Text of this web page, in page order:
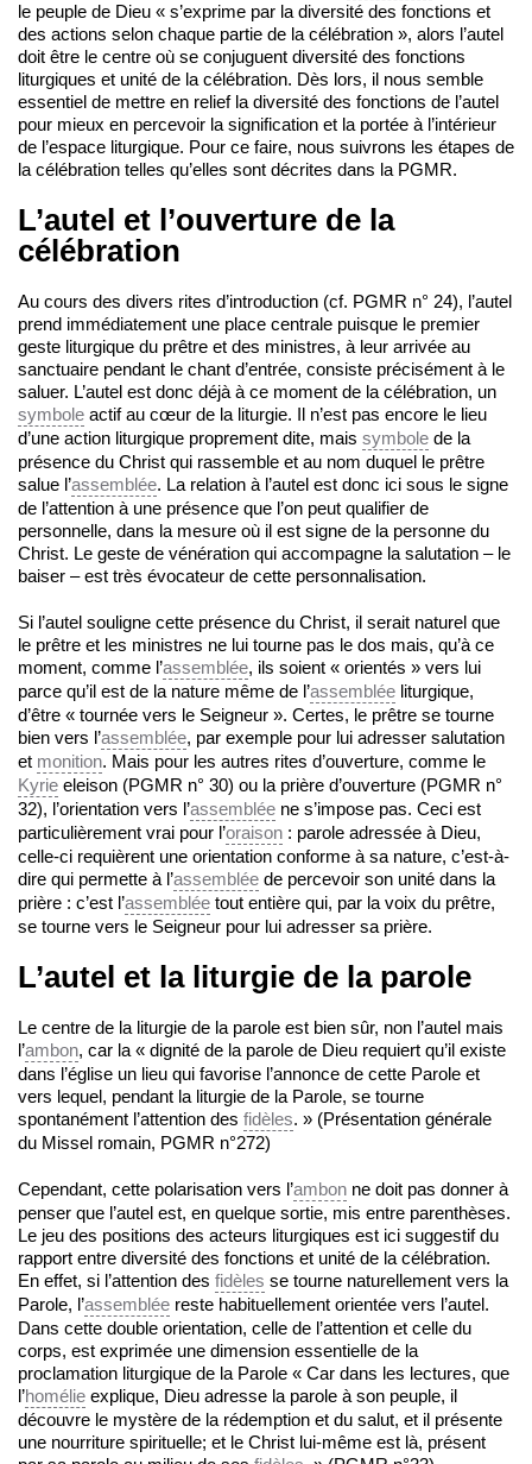
le peuple de Dieu « s’exprime par la diversité des fonctions et
des actions selon chaque partie de la célébration », alors l’autel
doit être le centre où se conjuguent diversité des fonctions
liturgiques et unité de la célébration. Dès lors, il nous semble
essentiel de mettre en relief la diversité des fonctions de l’autel
pour mieux en percevoir la signification et la portée à l’intérieur
de l’espace liturgique. Pour ce faire, nous suivrons les étapes de
la célébration telles qu’elles sont décrites dans la PGMR.
L’autel et l’ouverture de la
célébration
Au cours des divers rites d’introduction (cf. PGMR n° 24), l’autel
prend immédiatement une place centrale puisque le premier
geste liturgique du prêtre et des ministres, à leur arrivée au
sanctuaire pendant le chant d’entrée, consiste précisément à le
saluer. L’autel est donc déjà à ce moment de la célébration, un
symbole actif au cœur de la liturgie. Il n’est pas encore le lieu
d’une action liturgique proprement dite, mais symbole de la
présence du Christ qui rassemble et au nom duquel le prêtre
salue l’assemblée. La relation à l’autel est donc ici sous le signe
de l’attention à une présence que l’on peut qualifier de
personnelle, dans la mesure où il est signe de la personne du
Christ. Le geste de vénération qui accompagne la salutation – le
baiser – est très évocateur de cette personnalisation.
Si l’autel souligne cette présence du Christ, il serait naturel que
le prêtre et les ministres ne lui tourne pas le dos mais, qu’à ce
moment, comme l’assemblée, ils soient « orientés » vers lui
parce qu’il est de la nature même de l’assemblée liturgique,
d’être « tournée vers le Seigneur ». Certes, le prêtre se tourne
bien vers l’assemblée, par exemple pour lui adresser salutation
et monition. Mais pour les autres rites d’ouverture, comme le
Kyrie eleison (PGMR n° 30) ou la prière d’ouverture (PGMR n°
32), l’orientation vers l’assemblée ne s’impose pas. Ceci est
particulièrement vrai pour l’oraison : parole adressée à Dieu,
celle-ci requièrent une orientation conforme à sa nature, c’est-à-
dire qui permette à l’assemblée de percevoir son unité dans la
prière : c’est l’assemblée tout entière qui, par la voix du prêtre,
se tourne vers le Seigneur pour lui adresser sa prière.
L’autel et la liturgie de la parole
Le centre de la liturgie de la parole est bien sûr, non l’autel mais
l’ambon, car la « dignité de la parole de Dieu requiert qu’il existe
dans l’église un lieu qui favorise l’annonce de cette Parole et
vers lequel, pendant la liturgie de la Parole, se tourne
spontanément l’attention des fidèles. » (Présentation générale
du Missel romain, PGMR n°272)
Cependant, cette polarisation vers l’ambon ne doit pas donner à
penser que l’autel est, en quelque sortie, mis entre parenthèses.
Le jeu des positions des acteurs liturgiques est ici suggestif du
rapport entre diversité des fonctions et unité de la célébration.
En effet, si l’attention des fidèles se tourne naturellement vers la
Parole, l’assemblée reste habituellement orientée vers l’autel.
Dans cette double orientation, celle de l’attention et celle du
corps, est exprimée une dimension essentielle de la
proclamation liturgique de la Parole « Car dans les lectures, que
l’homélie explique, Dieu adresse la parole à son peuple, il
découvre le mystère de la rédemption et du salut, et il présente
une nourriture spirituelle; et le Christ lui-même est là, présent